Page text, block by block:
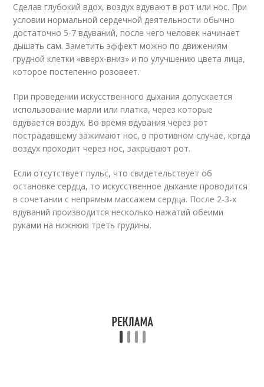
Сделав глубокий вдох, воздух вдувают в рот или нос. При
условии нормальной сердечной деятельности обычно
достаточно 5-7 вдуваний, после чего человек начинает
дышать сам. Заметить эффект можно по движениям
грудной клетки «вверх-вниз» и по улучшению цвета лица,
которое постепенно розовеет.
При проведении искусственного дыхания допускается
использование марли или платка, через которые
вдувается воздух. Во время вдувания через рот
пострадавшему зажимают нос, в противном случае, когда
воздух проходит через нос, закрывают рот.
Если отсутствует пульс, что свидетельствует об
остановке сердца, то искусственное дыхание проводится
в сочетании с непрямым массажем сердца. После 2-3-х
вдуваний производится несколько нажатий обеими
руками на нижнюю треть грудины.